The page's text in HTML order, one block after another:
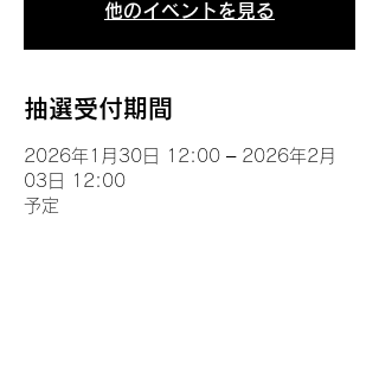
他のイベントを見る
抽選受付期間
2026年1月30日 12:00 – 2026年2月
03日 12:00
予定